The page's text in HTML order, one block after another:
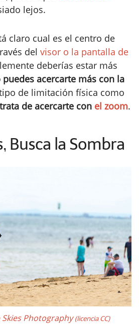
lejos.
claro cual es el centro de
del visor o la pantalla de
deberías estar más
puedes acercarte más con la
de limitación física como
trata de acercarte con el zoom.
Busca la Sombra
Photography(licencia CC)